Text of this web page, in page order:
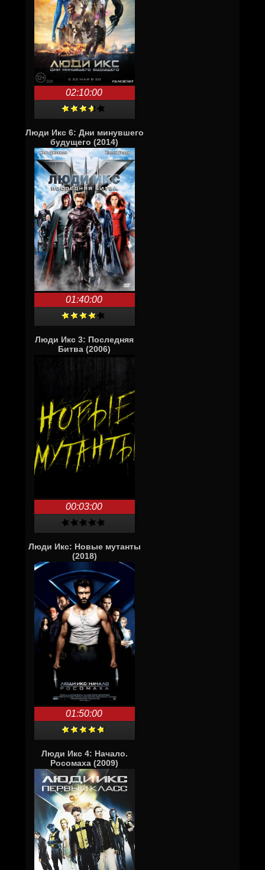
02:10:00
Люди Икс 6: Дни минувшего
будущего (2014)
01:40:00
Люди Икс 3: Последняя
Битва (2006)
00:03:00
Люди Икс: Новые мутанты
(2018)
01:50:00
Люди Икс 4: Начало.
Росомаха (2009)